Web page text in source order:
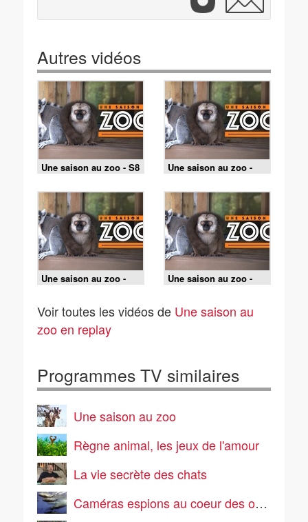
Autres vidéos
Une saison au zoo - S8
E34
Une saison au zoo -
S10 E26
Une saison au zoo -
S10 E25
Une saison au zoo -
S10 E24
Voir toutes les vidéos de Une saison au
zoo en replay
Programmes TV similaires
Une saison au zoo
Règne animal, les jeux de l'amour
La vie secrète des chats
Caméras espions au coeur des océans